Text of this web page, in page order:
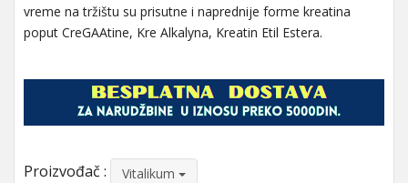
vreme na tržištu su prisutne i naprednije forme kreatina
poput CreGAAtine, Kre Alkalyna, Kreatin Etil Estera.
Proizvođač : Vitalikum